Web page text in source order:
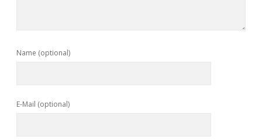
Name (optional)
E-Mail (optional)